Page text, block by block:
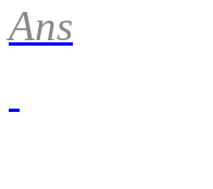
Ans